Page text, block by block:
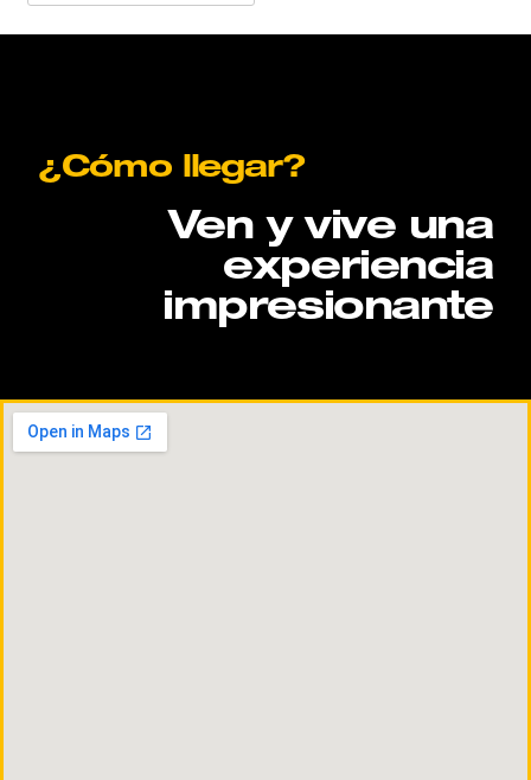
¿Cómo llegar?
Ven y vive una
experiencia
impresionante